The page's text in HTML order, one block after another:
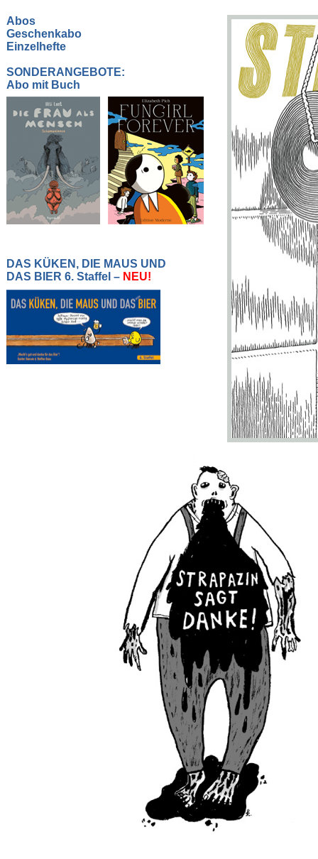
Abos
Geschenkabo
Einzelhefte
SONDERANGEBOTE:
Abo mit Buch
DAS KÜKEN, DIE MAUS UND
DAS BIER 6. Staffel – NEU!